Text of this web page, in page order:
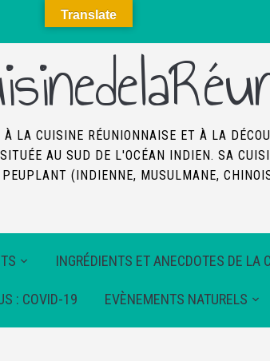
LA CUISINE RÉUNIONNAISE ET À LA
AU SUD DE L'OCÉAN INDIEN. SA
(INDIENNE, MUSULMANE,
INGRÉDIENTS ET ANECDOTES DE LA
: COVID-19 EVÈNEMENTS NATURELS
Translate